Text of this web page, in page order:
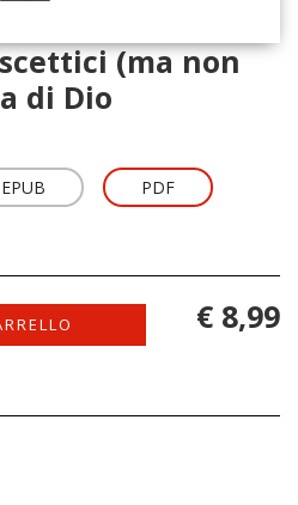
(ma non
di Dio
EPUB PDF
€ 8,99